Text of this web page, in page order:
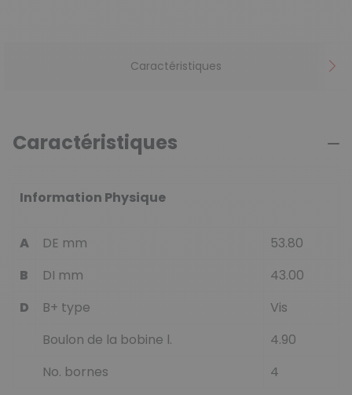
Caractéristiques
Caractéristiques
Information Physique
A DE mm
53.80
B
DI mm
43.00
D
B+ type
Vis
Boulon de la bobine l.
4.90
No. bornes
4